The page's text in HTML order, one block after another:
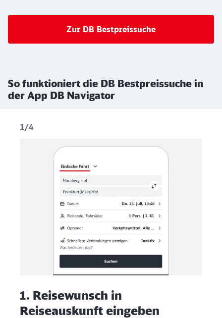
Zur DB Bestpreissuche
So funktioniert die DB Bestpreissuche in
der App DB Navigator
1/4
1. Reisewunsch in
Reiseauskunft eingeben